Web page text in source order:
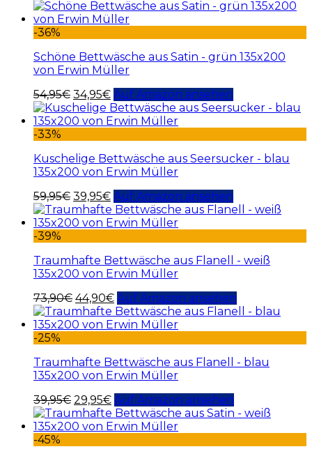
-36%
Schöne Bettwäsche aus Satin - grün 135x200
von Erwin Müller
54,95€ 34,95€ Auf Amazon ansehen
-33%
Kuschelige Bettwäsche aus Seersucker - blau
135x200 von Erwin Müller
59,95€ 39,95€ Auf Amazon ansehen
-39%
Traumhafte Bettwäsche aus Flanell - weiß
135x200 von Erwin Müller
73,90€ 44,90€ Auf Amazon ansehen
-25%
Traumhafte Bettwäsche aus Flanell - blau
135x200 von Erwin Müller
39,95€ 29,95€ Auf Amazon ansehen
-45%